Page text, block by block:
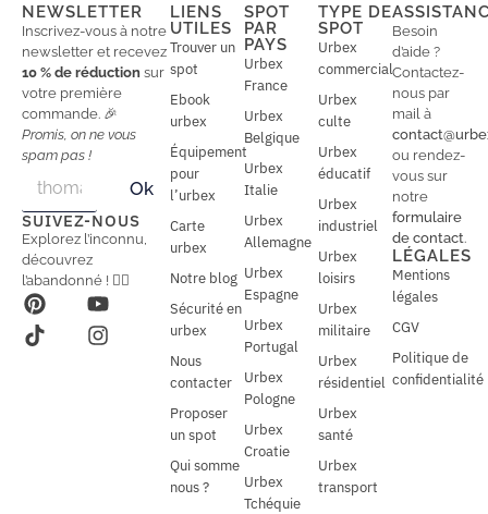
NEWSLETTER
Inscrivez-vous à notre
newsletter et recevez
10 % de réduction sur
votre première
commande. 🎉
Promis, on ne vous
spam pas !
a
i
l
a
i
l
*
Ok
SUIVEZ-NOUS
Explorez l’inconnu,
découvrez
l’abandonné ! 🕵️‍♂️
LIENS
UTILES
Trouver un
spot
Ebook
urbex
Équipement
pour
l’urbex
Carte
urbex
Notre blog
Sécurité en
urbex
Nous
contacter
Proposer
un spot
Qui somme
nous ?
SPOT
PAR
PAYS
Urbex
France
Urbex
Belgique
Urbex
Italie
Urbex
Allemagne
Urbex
Espagne
Urbex
Portugal
Urbex
Pologne
Urbex
Croatie
Urbex
Tchéquie
TYPE DE
SPOT
Urbex
commercial
Urbex
culte
Urbex
éducatif
Urbex
industriel
Urbex
loisirs
Urbex
militaire
Urbex
résidentiel
Urbex
santé
Urbex
transport
Besoin
d’aide ?
Contactez-
nous par
mail à
ou rendez-
vous sur
notre
formulaire
de contact.
LÉGALES
Mentions
légales
CGV
Politique de
confidentialité